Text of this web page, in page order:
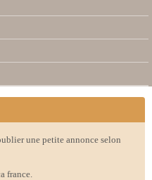
une petite annonce selon
france.